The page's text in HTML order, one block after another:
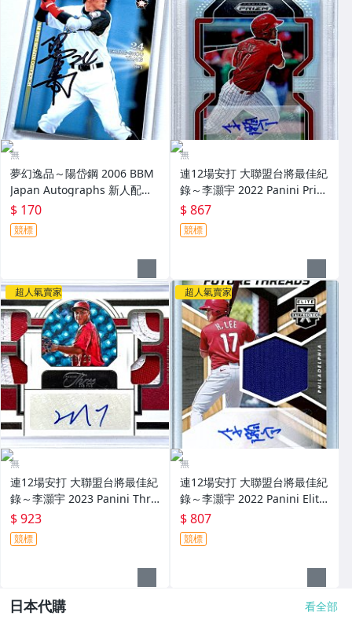
無
夢幻逸品～陽岱鋼 2006 BBM
Japan Autographs 新人配布
簽名卡 加蓋BBM鋼印 RC～
$ 170
競標
無
連12場安打 大聯盟台將最佳紀
錄～李灝宇 2022 Panini Priz
m Draft Picks 亮面新人簽名鑑
定卡 RC PSA 9～
$ 867
競標
超人氣賣家
無
連12場安打 大聯盟台將最佳紀
錄～李灝宇 2023 Panini Thre
e And Two 限量25張新人原封
四球衣簽名卡 Patch～
$ 923
競標
超人氣賣家
無
連12場安打 大聯盟台將最佳紀
錄～李灝宇 2022 Panini Elite
Extra Edition 實戰球衣簽名卡
～
$ 807
競標
日本代購 看全部